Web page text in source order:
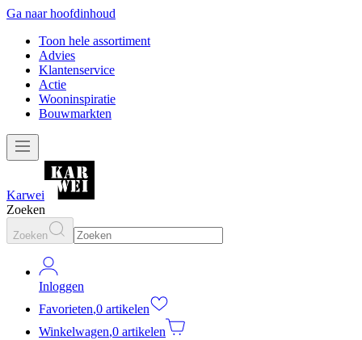
Ga naar hoofdinhoud
Toon hele assortiment
Advies
Klantenservice
Actie
Wooninspiratie
Bouwmarkten
Karwei
Zoeken
Zoeken
Inloggen
Favorieten,0 artikelen
Winkelwagen,0 artikelen